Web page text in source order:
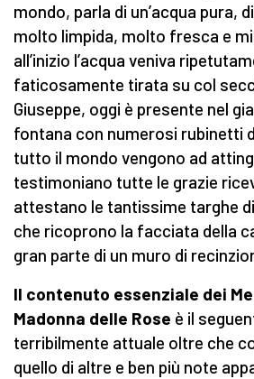
mondo, parla di un’acqua pura,
molto limpida, molto fresca e
all’inizio l’acqua veniva
faticosamente tirata su col
Giuseppe, oggi è presente nel
fontana con numerosi rubinetti
tutto il mondo vengono ad
testimoniano tutte le grazie
attestano le tantissime targhe
che ricoprono la facciata della
gran parte di un muro di
Il contenuto essenziale dei
Madonna delle Rose è il
terribilmente attuale oltre che
quello di altre e ben più note